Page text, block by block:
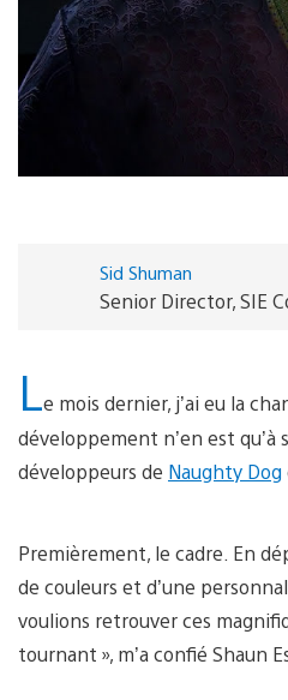
Sid Shuman
Senior Director, SIE
Le mois dernier, j’ai eu la
développement n’en est qu’à
développeurs de Naughty Dog
Premièrement, le cadre. En
de couleurs et d’une
voulions retrouver ces
tournant », m’a confié Shaun